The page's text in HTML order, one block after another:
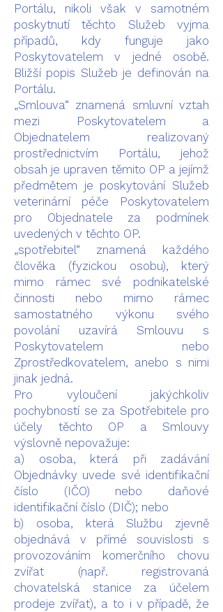
Portálu, nikoli však v samotném
poskytnutí těchto Služeb vyjma
případů, kdy funguje jako
Poskytovatelem v jedné osobě.
Bližší popis Služeb je definován na
Portálu.
„Smlouva“ znamená smluvní vztah
mezi Poskytovatelem a
Objednatelem realizovaný
prostřednictvím Portálu, jehož
obsah je upraven těmito OP a jejímž
předmětem je poskytování Služeb
veterinární péče Poskytovatelem
pro Objednatele za podmínek
uvedených v těchto OP.
„spotřebitel“ znamená každého
člověka (fyzickou osobu), který
mimo rámec své podnikatelské
činnosti nebo mimo rámec
samostatného výkonu svého
povolání uzavírá Smlouvu s
Poskytovatelem nebo
Zprostředkovatelem, anebo s nimi
jinak jedná.
Pro vyloučení jakýchkoliv
pochybností se za Spotřebitele pro
účely těchto OP a Smlouvy
výslovně nepovažuje:
a) osoba, která při zadávání
Objednávky uvede své identifikační
číslo (IČO) nebo daňové
identifikační číslo (DIČ); nebo
b) osoba, která Službu zjevně
objednává v přímé souvislosti s
provozováním komerčního chovu
zvířat (např. registrovaná
chovatelská stanice za účelem
prodeje zvířat), a to i v případě, že